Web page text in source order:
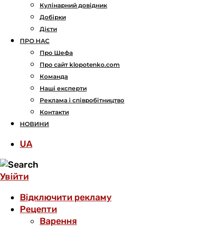
Кулінарний довідник
Добірки
Дієти
ПРО НАС
Про Шефа
Про сайт klopotenko.com
Команда
Наші експерти
Реклама і співробітництво
Контакти
НОВИНИ
UA
Увійти
Відключити рекламу
Рецепти
Варення